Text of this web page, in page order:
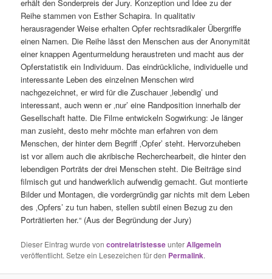
erhält den Sonderpreis der Jury. Konzeption und Idee zu der
Reihe stammen von Esther Schapira. In qualitativ
herausragender Weise erhalten Opfer rechtsradikaler Übergriffe
einen Namen. Die Reihe lässt den Menschen aus der Anonymität
einer knappen Agenturmeldung heraustreten und macht aus der
Opferstatistik ein Individuum. Das eindrückliche, individuelle und
interessante Leben des einzelnen Menschen wird
nachgezeichnet, er wird für die Zuschauer ‚lebendig’ und
interessant, auch wenn er ‚nur’ eine Randposition innerhalb der
Gesellschaft hatte. Die Filme entwickeln Sogwirkung: Je länger
man zusieht, desto mehr möchte man erfahren von dem
Menschen, der hinter dem Begriff ‚Opfer’ steht. Hervorzuheben
ist vor allem auch die akribische Recherchearbeit, die hinter den
lebendigen Porträts der drei Menschen steht. Die Beiträge sind
filmisch gut und handwerklich aufwendig gemacht. Gut montierte
Bilder und Montagen, die vordergründig gar nichts mit dem Leben
des ‚Opfers’ zu tun haben, stellen subtil einen Bezug zu den
Porträtierten her.“ (Aus der Begründung der Jury)
Dieser Eintrag wurde voncontrelatristesseunterAllgemein
veröffentlicht. Setze ein Lesezeichen für den Permalink.